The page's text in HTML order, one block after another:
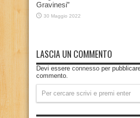
Gravinesi”
30 Maggio 2022
LASCIA UN COMMENTO
Devi essere connesso per
commento.